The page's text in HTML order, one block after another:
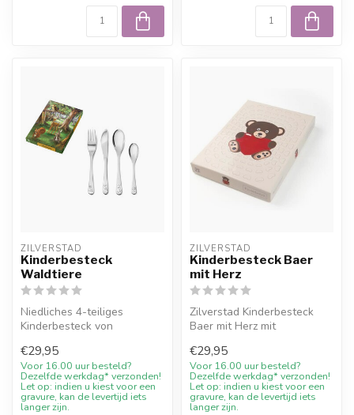
ZILVERSTAD
Kinderbesteck
Waldtiere
Niedliches 4-teiliges
Kinderbesteck von
aus hochwertig...
€29,95
Voor 16.00 uur besteld?
Dezelfde werkdag* verzonden!
Let op: indien u kiest voor een
gravure, kan de levertijd iets
langer zijn.
ZILVERSTAD
Kinderbesteck Baer
mit Herz
Zilverstad Kinderbesteck
Baer mit Herz mit
10% Willkommen...
€29,95
Voor 16.00 uur besteld?
Dezelfde werkdag* verzonden!
Let op: indien u kiest voor een
gravure, kan de levertijd iets
langer zijn.